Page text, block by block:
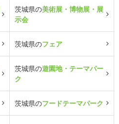
茨城県の美術展・博物展・展
示会
茨城県のフェア
茨城県の遊園地・テーマパー
ク
茨城県のフードテーマパーク